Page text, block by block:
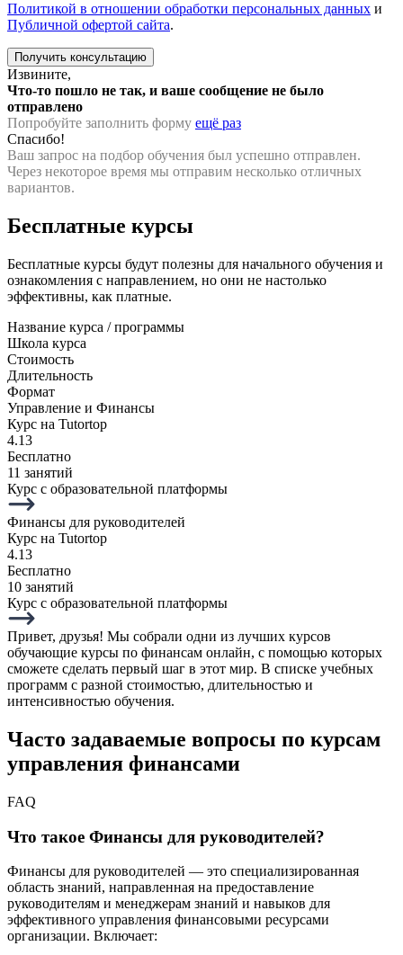
Политикой в отношении обработки персональных данных и
Публичной офертой сайта.
Извините,
Что-то пошло не так, и ваше сообщение не было
отправлено
Попробуйте заполнить форму ещё раз
Спасибо!
Ваш запрос на подбор обучения был успешно отправлен.
Через некоторое время мы отправим несколько отличных
вариантов.
Бесплатные курсы
Бесплатные курсы будут полезны для начального обучения и
ознакомления с направлением, но они не настолько
эффективны, как платные.
Название курса / программы
Школа курса
Стоимость
Длительность
Формат
Управление и Финансы
Курс на Tutortop
4.13
Бесплатно
11 занятий
Курс с образовательной платформы
Финансы для руководителей
Курс на Tutortop
4.13
Бесплатно
10 занятий
Курс с образовательной платформы
Привет, друзья! Мы собрали одни из лучших курсов
обучающие курсы по финансам онлайн, с помощью которых
сможете сделать первый шаг в этот мир. В списке учебных
программ с разной стоимостью, длительностью и
интенсивностью обучения.
Часто задаваемые вопросы по курсам
управления финансами
FAQ
Что такое Финансы для руководителей?
Финансы для руководителей — это специализированная
область знаний, направленная на предоставление
руководителям и менеджерам знаний и навыков для
эффективного управления финансовыми ресурсами
организации. Включает: